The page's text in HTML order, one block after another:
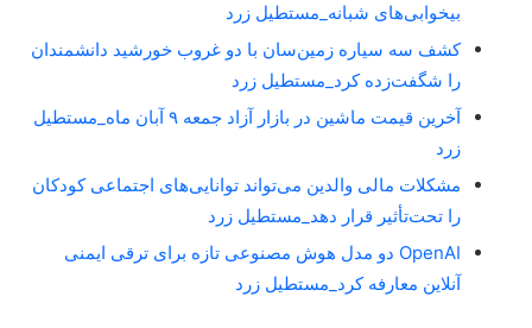
بیخوابی‌های شبانه_مستطیل زرد
کشف سه سیاره زمین‌سان با دو غروب خورشید دانشمندان
را شگفت‌زده کرد_مستطیل زرد
آخرین قیمت ماشین در بازار آزاد جمعه ۹ آبان ماه_مستطیل
زرد
مشکلات مالی والدین می‌تواند توانایی‌های اجتماعی کودکان
را تحت‌تأثیر قرار دهد_مستطیل زرد
OpenAI دو مدل هوش مصنوعی تازه برای ترقی ایمنی
آنلاین معارفه کرد_مستطیل زرد